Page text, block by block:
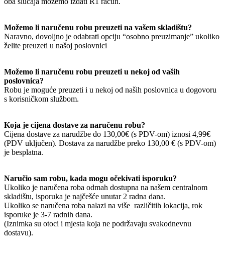
Možemo li naručenu robu preuzeti na vašem skladištu?
Naravno, dovoljno je odabrati opciju “osobno preuzimanje” ukoliko
želite preuzeti u našoj poslovnici
Možemo li naručenu robu preuzeti u nekoj od vaših
poslovnica?
Robu je moguće preuzeti i u nekoj od naših poslovnica u dogovoru
s korisničkom službom.
Koja je cijena dostave za naručenu robu?
Cijena dostave za narudžbe do 130,00€ (s PDV-om) iznosi 4,99€
(PDV uključen). Dostava za narudžbe preko 130,00 € (s PDV-om)
je besplatna.
Naručio sam robu, kada mogu očekivati isporuku?
Ukoliko je naručena roba odmah dostupna na našem centralnom
skladištu, isporuka je najčešće unutar 2 radna dana.
Ukoliko se naručena roba nalazi na više različitih lokacija, rok
isporuke je 3-7 radnih dana.
(Iznimka su otoci i mjesta koja ne podržavaju svakodnevnu
dostavu).